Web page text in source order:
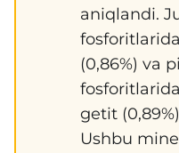
aniqlandi.
(0,86%) va
getit
Ushbu